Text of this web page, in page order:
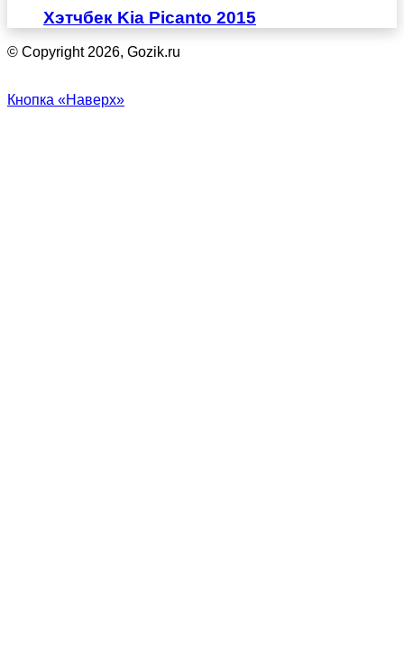
Хэтчбек Kia Picanto 2015
© Copyright 2026, Gozik.ru
Кнопка «Наверх»